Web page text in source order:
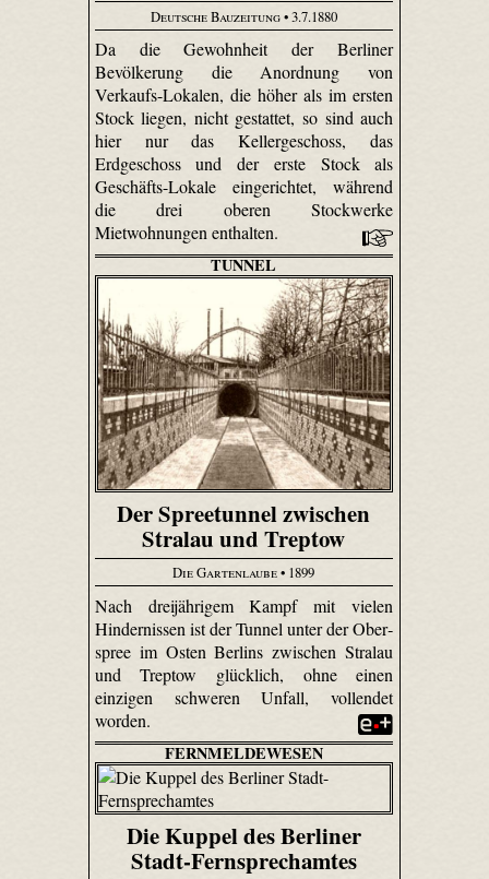
Deutsche Bauzeitung• 3.7.1880
Da die Gewohnheit der Berliner
Bevölkerung die Anordnung von
Verkaufs-Lokalen, die höher als im ersten
Stock liegen, nicht gestattet, so sind auch
hier nur das Kellergeschoss, das
Erdgeschoss und der erste Stock als
Geschäfts-Lokale eingerichtet, während
die drei oberen Stockwerke
Mietwohnungen enthalten.
TUNNEL
Der Spreetunnel zwischen
Stralau und Treptow
Die Gartenlaube• 1899
Nach dreijährigem Kampf mit vielen
Hindernissen ist der Tunnel unter der Ober­
spree im Osten Berlins zwischen Stralau
und Treptow glücklich, ohne einen
einzigen schweren Unfall, vollendet
worden.
FERNMELDEWESEN
Die Kuppel des Berliner
Stadt-Fernsprechamtes